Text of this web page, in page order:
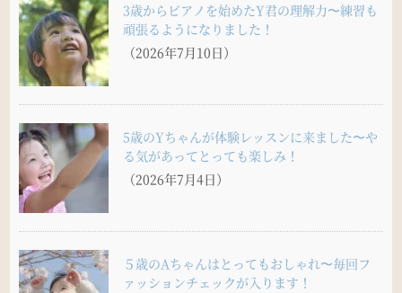
3歳からピアノを始めたY君の理解力〜練習も
頑張るようになりました！
（2026年7月10日）
5歳のYちゃんが体験レッスンに来ました〜や
る気があってとっても楽しみ！
（2026年7月4日）
５歳のAちゃんはとってもおしゃれ〜毎回フ
ァッションチェックが入ります！